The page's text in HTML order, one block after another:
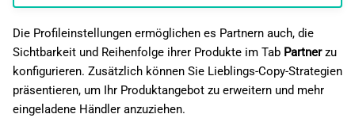
Die Profileinstellungen ermöglichen es Partnern auch, die
Sichtbarkeit und Reihenfolge ihrer Produkte im Tab Partnerzu
konfigurieren. Zusätzlich können Sie Lieblings-Copy-Strategien
präsentieren, um Ihr Produktangebot zu erweitern und mehr
eingeladene Händler anzuziehen.